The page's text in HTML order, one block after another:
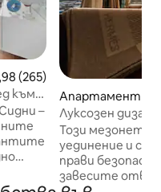
оценка: 4,98 от 5,
(265)
към
–
Апартамент –
s
Луксозен
1 спалня•Изглед
Този мезонет предлага отлично
уединение и
прави
завесите